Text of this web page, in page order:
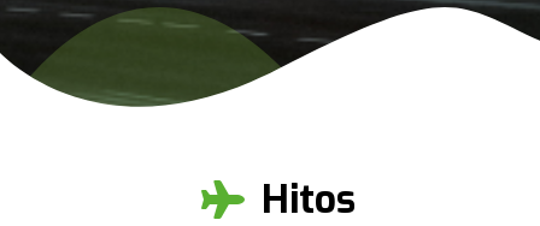
Hitos